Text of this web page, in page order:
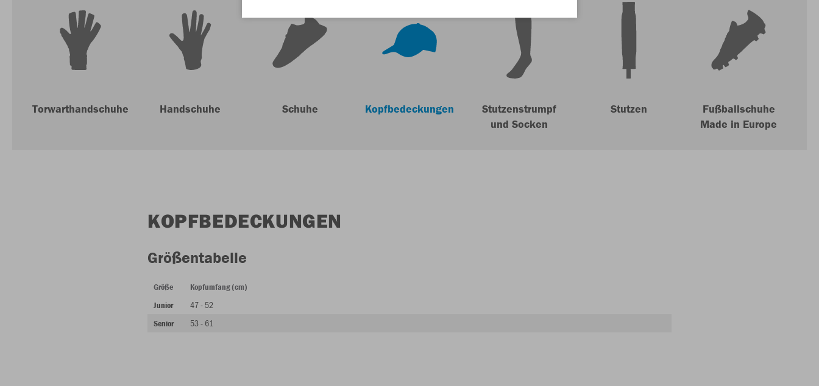
Torwarthandschuhe Handschuhe Schuhe Kopfbedeckungen
Stutzenstrumpf
und Socken
Stutzen
Fußballschuhe
Made in Europe
KOPFBEDECKUNGEN
Größentabelle
Größe
Kopfumfang (cm)
Junior
47 - 52
Senior 53 - 61